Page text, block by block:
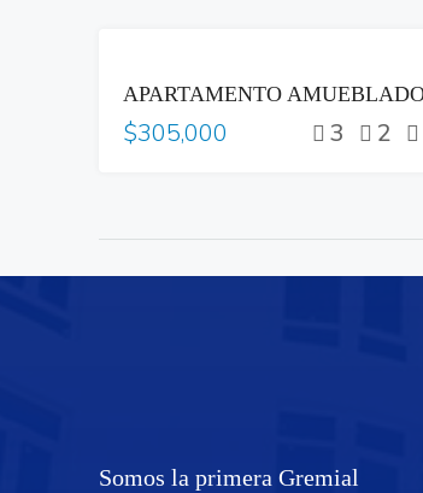
$305,000 3 2
Somos la primera Gremial